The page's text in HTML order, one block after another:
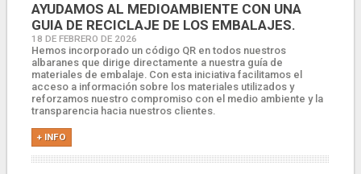
AYUDAMOS AL MEDIOAMBIENTE CON UNA
GUIA DE RECICLAJE DE LOS EMBALAJES.
18 DE FEBRERO DE 2026
Hemos incorporado un código QR en todos nuestros
albaranes que dirige directamente a nuestra guía de
materiales de embalaje. Con esta iniciativa facilitamos el
acceso a información sobre los materiales utilizados y
reforzamos nuestro compromiso con el medio ambiente y la
transparencia hacia nuestros clientes.
+ INFO